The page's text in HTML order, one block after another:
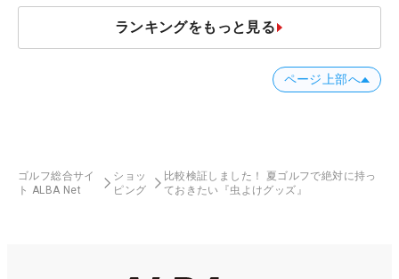
ランキングをもっと見る
ページ上部へ
ゴルフ総合サイ
ト ALBA Net
ショッ
ピング
比較検証しました！ 夏ゴルフで絶対に持っ
ておきたい『虫よけグッズ』